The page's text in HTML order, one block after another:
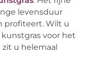
levensduur
profiteert. Wilt u
voor het
zit u helemaal